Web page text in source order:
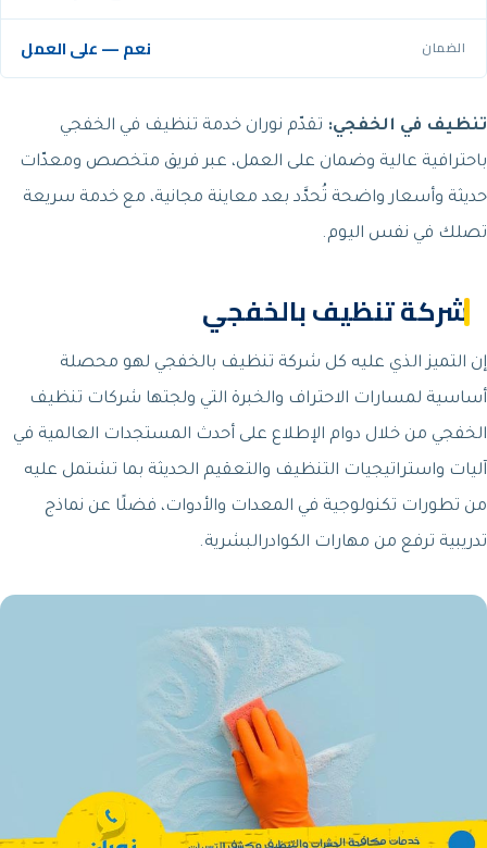
الضمان نعم — على العمل
تنظيف في الخفجي: تقدّم نوران خدمة تنظيف في الخفجي
باحترافية عالية وضمان على العمل، عبر فريق متخصص ومعدّات
حديثة وأسعار واضحة تُحدَّد بعد معاينة مجانية، مع خدمة سريعة
تصلك في نفس اليوم.
شركة تنظيف بالخفجي
إن التميز الذي عليه كل شركة تنظيف بالخفجي لهو محصلة
أساسية لمسارات الاحتراف والخبرة التي ولجتها شركات تنظيف
الخفجي من خلال دوام الإطلاع على أحدث المستجدات العالمية في
آليات واستراتيجيات التنظيف والتعقيم الحديثة بما تشتمل عليه
من تطورات تكنولوجية في المعدات والأدوات، فضلًا عن نماذج
تدريبية ترفع من مهارات الكوادرالبشرية.